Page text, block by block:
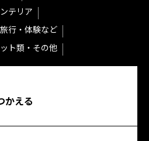
テリア
旅行・体験など
ト類・その他
かえる